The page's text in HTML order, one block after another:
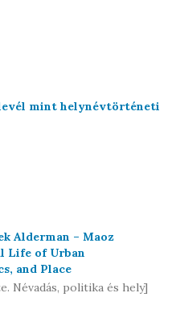
mint helynévtörténeti
Alderman – Maoz
Life of Urban
and Place
Névadás, politika és hely]